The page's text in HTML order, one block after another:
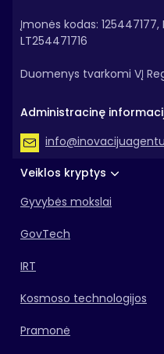
Veiklos kryptys
Gyvybės mokslai
GovTech
IRT
Kosmoso technologijos
Pramonė
Įmonės kodas:
LT254471716
Duomenys tvarkomi VĮ
Administracinę